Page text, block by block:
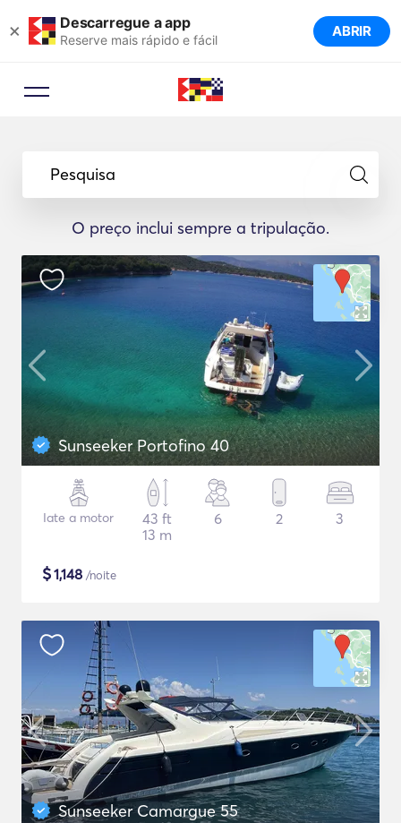
× Descarregue a app
Reserve mais rápido e fácil ABRIR
Pesquisa
O preço inclui sempre a tripulação.
Sunseeker Portofino 40
Iate a motor
43 ft
13 m
6 2 3
$1,148 /noite
Sunseeker Camargue 55